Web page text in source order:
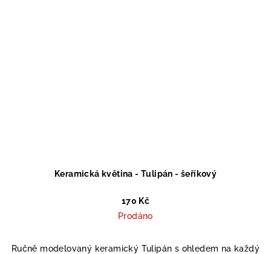
Keramická květina - Tulipán - šeříkový
170 Kč
Prodáno
Ručně modelovaný keramický Tulipán s ohledem na každý